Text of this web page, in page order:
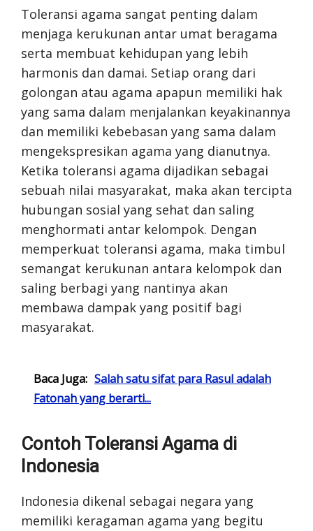
Toleransi agama sangat penting dalam
menjaga kerukunan antar umat beragama
serta membuat kehidupan yang lebih
harmonis dan damai. Setiap orang dari
golongan atau agama apapun memiliki hak
yang sama dalam menjalankan keyakinannya
dan memiliki kebebasan yang sama dalam
mengekspresikan agama yang dianutnya.
Ketika toleransi agama dijadikan sebagai
sebuah nilai masyarakat, maka akan tercipta
hubungan sosial yang sehat dan saling
menghormati antar kelompok. Dengan
memperkuat toleransi agama, maka timbul
semangat kerukunan antara kelompok dan
saling berbagi yang nantinya akan
membawa dampak yang positif bagi
masyarakat.
Baca Juga: Salah satu sifat para Rasul adalah
Fatonah yang berarti...
Contoh Toleransi Agama di
Indonesia
Indonesia dikenal sebagai negara yang
memiliki keragaman agama yang begitu